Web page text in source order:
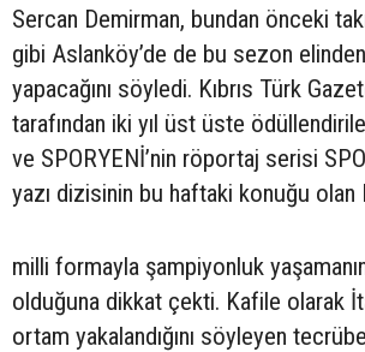
Sercan Demirman, bundan önceki
gibi Aslanköy’de de bu sezon
yapacağını söyledi. Kıbrıs Türk
tarafından iki yıl üst üste
ve SPORYENİ’nin röportaj serisi
yazı dizisinin bu haftaki konuğu olan
milli formayla şampiyonluk
olduğuna dikkat çekti. Kafile olarak
ortam yakalandığını söyleyen